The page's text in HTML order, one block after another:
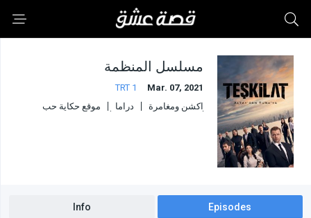
مسلسل المنظمة
Mar. 07, 2021
TRT 1
اكشن ومغامرة
دراما
موقع حكاية حب
Episodes
Info